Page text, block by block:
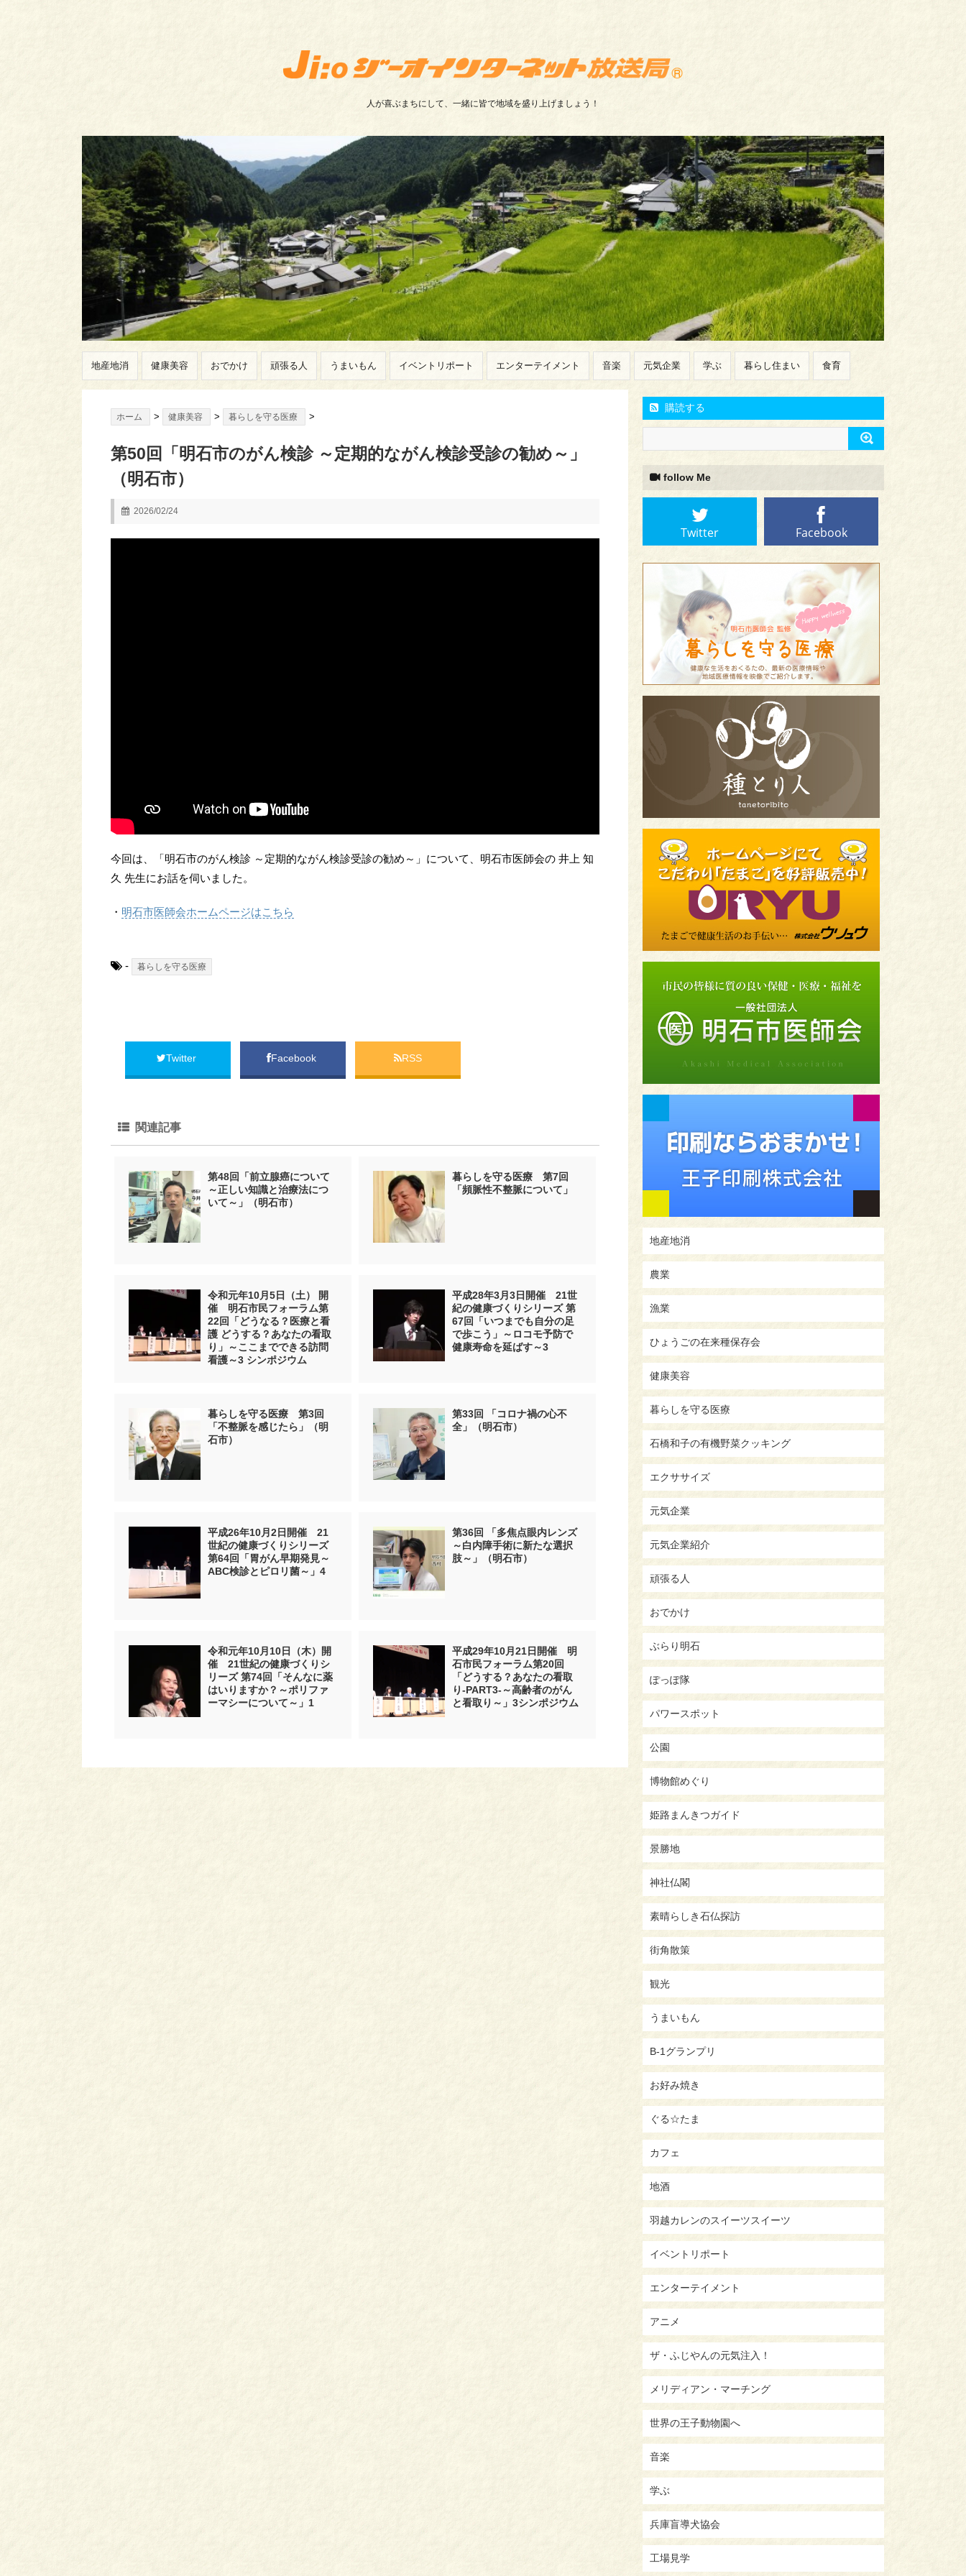
人が喜ぶまちにして、一緒に皆で地域を盛り上げましょう！
地産地消 健康美容 おでかけ 頑張る人 うまいもん イベントリポート エンターテイメント 音楽 元気企業 学ぶ 暮らし住まい 食育
ホーム > 健康美容 > 暮らしを守る医療 >
第50回「明石市のがん検診 ～定期的ながん検診受診の勧め～」
（明石市）
2026/02/24
今回は、「明石市のがん検診 ～定期的ながん検診受診の勧め～」について、明石市医師会の 井上 知
久 先生にお話を伺いました。
・ 明石市医師会ホームページはこちら
- 暮らしを守る医療
Twitter Facebook RSS
関連記事
第48回「前立腺癌について
～正しい知識と治療法につ
いて～」（明石市）
暮らしを守る医療 第7回
「頻脈性不整脈について」
令和元年10月5日（土） 開
催 明石市民フォーラム第
22回「どうなる？医療と看
護 どうする？あなたの看取
り」～ここまでできる訪問
看護～3 シンポジウム
平成28年3月3日開催 21世
紀の健康づくりシリーズ 第
67回「いつまでも自分の足
で歩こう」～ロコモ予防で
健康寿命を延ばす～3
暮らしを守る医療 第3回
「不整脈を感じたら」（明
石市）
第33回 「コロナ禍の心不
全」（明石市）
平成26年10月2日開催 21
世紀の健康づくりシリーズ
第64回「胃がん早期発見～
ABC検診とピロリ菌～」4
第36回 「多焦点眼内レンズ
～白内障手術に新たな選択
肢～」（明石市）
令和元年10月10日（木）開
催 21世紀の健康づくりシ
リーズ 第74回「そんなに薬
はいりますか？～ポリファ
ーマシーについて～」1
平成29年10月21日開催 明
石市民フォーラム第20回
「どうする？あなたの看取
り-PART3-～高齢者のがん
と看取り～」3シンポジウム
購読する
follow Me
Twitter Facebook
地産地消
農業
漁業
ひょうごの在来種保存会
健康美容
暮らしを守る医療
石橋和子の有機野菜クッキング
エクササイズ
元気企業
元気企業紹介
頑張る人
おでかけ
ぶらり明石
ぽっぽ隊
パワースポット
公園
博物館めぐり
姫路まんきつガイド
景勝地
神社仏閣
素晴らしき石仏探訪
街角散策
観光
うまいもん
B-1グランプリ
お好み焼き
ぐる☆たま
カフェ
地酒
羽越カレンのスイーツスイーツ
イベントリポート
エンターテイメント
アニメ
ザ・ふじやんの元気注入！
メリディアン・マーチング
世界の王子動物園へ
音楽
学ぶ
兵庫盲導犬協会
工場見学